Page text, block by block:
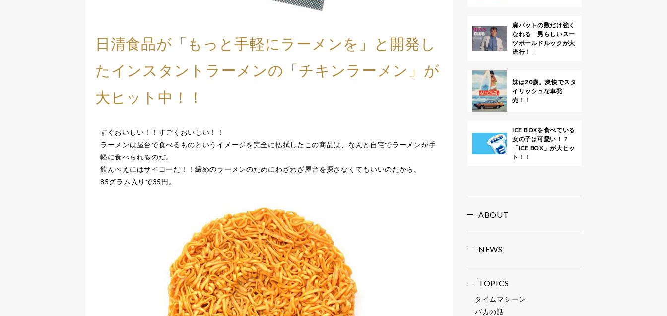
日清食品が「もっと手軽にラーメンを」と開発し
たインスタントラーメンの「チキンラーメン」が
大ヒット中！！
すぐおいしい！！すごくおいしい！！
ラーメンは屋台で食べるものというイメージを完全に払拭したこの商品は、なんと自宅でラーメンが手
軽に食べられるのだ。
飲んべえにはサイコーだ！！締めのラーメンのためにわざわざ屋台を探さなくてもいいのだから。
85グラム入りで35円。
肩パットの数だけ強く
なれる！男らしいスー
ツボールドルックが大
流行！！
妹は20歳。爽快でスタ
イリッシュな車発
売！！
ICE BOXを食べている
女の子は可愛い！？
「ICE BOX」が大ヒッ
ト！！
ABOUT
NEWS
TOPICS
タイムマシーン
バカの話